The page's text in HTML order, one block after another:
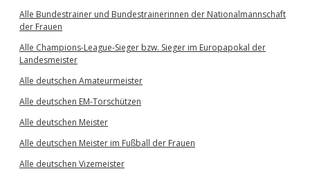
Alle Bundestrainer und Bundestrainerinnen der Nationalmannschaft
der Frauen
Alle Champions-League-Sieger bzw. Sieger im Europapokal der
Landesmeister
Alle deutschen Amateurmeister
Alle deutschen EM-Torschützen
Alle deutschen Meister
Alle deutschen Meister im Fußball der Frauen
Alle deutschen Vizemeister